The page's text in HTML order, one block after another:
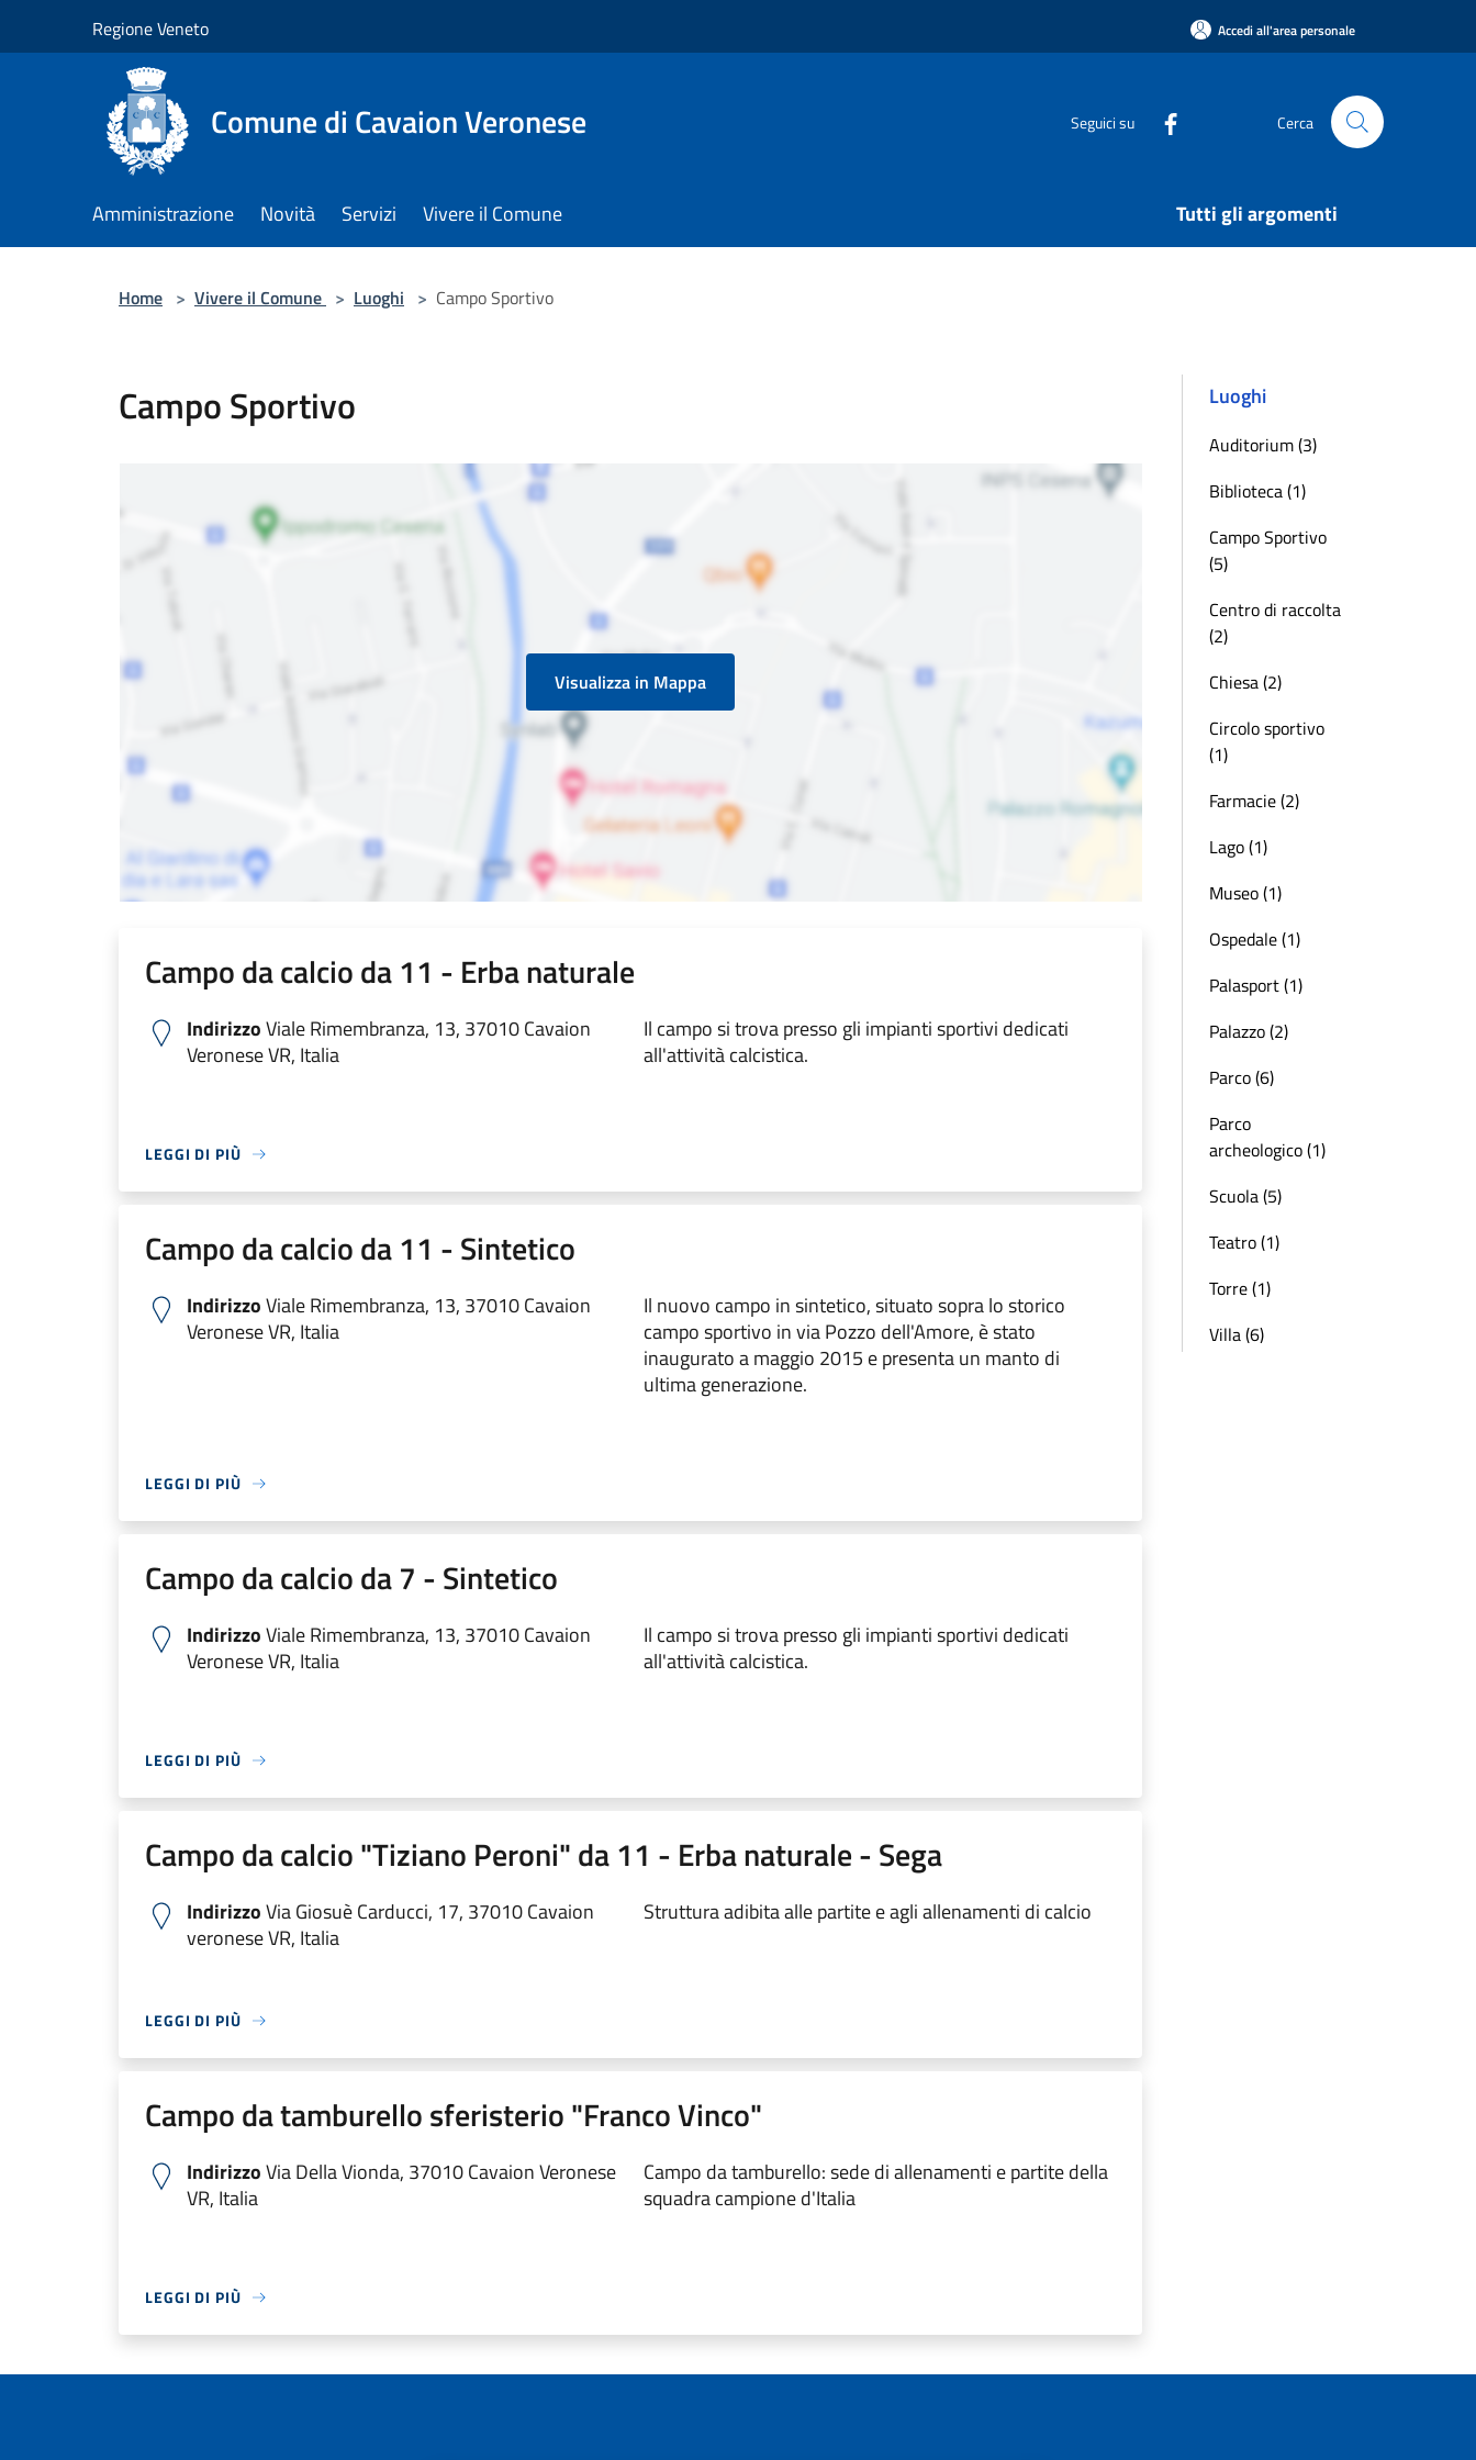
Regione Veneto Accedi all'area personale
Comune di Cavaion Veronese Seguici su Cerca
Amministrazione Novità Servizi Vivere il Comune Tutti gli argomenti
Home > Vivere il Comune > Luoghi > Campo Sportivo
Campo Sportivo
Visualizza in Mappa
Campo da calcio da 11 - Erba naturale
IndirizzoViale Rimembranza, 13, 37010 Cavaion
Veronese VR, Italia
Il campo si trova presso gli impianti sportivi dedicati
all'attività calcistica.
LEGGI DI PIÙ
Campo da calcio da 11 - Sintetico
IndirizzoViale Rimembranza, 13, 37010 Cavaion
Veronese VR, Italia
Il nuovo campo in sintetico, situato sopra lo storico
campo sportivo in via Pozzo dell'Amore, è stato
inaugurato a maggio 2015 e presenta un manto di
ultima generazione.
LEGGI DI PIÙ
Campo da calcio da 7 - Sintetico
IndirizzoViale Rimembranza, 13, 37010 Cavaion
Veronese VR, Italia
Il campo si trova presso gli impianti sportivi dedicati
all'attività calcistica.
LEGGI DI PIÙ
Campo da calcio "Tiziano Peroni" da 11 - Erba naturale - Sega
IndirizzoVia Giosuè Carducci, 17, 37010 Cavaion
veronese VR, Italia
Struttura adibita alle partite e agli allenamenti di calcio
LEGGI DI PIÙ
Campo da tamburello sferisterio "Franco Vinco"
IndirizzoVia Della Vionda, 37010 Cavaion Veronese
VR, Italia
Campo da tamburello: sede di allenamenti e partite della
squadra campione d'Italia
LEGGI DI PIÙ
Luoghi
Auditorium (3)
Biblioteca (1)
Campo Sportivo
(5)
Centro di raccolta
(2)
Chiesa (2)
Circolo sportivo
(1)
Farmacie (2)
Lago (1)
Museo (1)
Ospedale (1)
Palasport (1)
Palazzo (2)
Parco (6)
Parco
archeologico (1)
Scuola (5)
Teatro (1)
Torre (1)
Villa (6)